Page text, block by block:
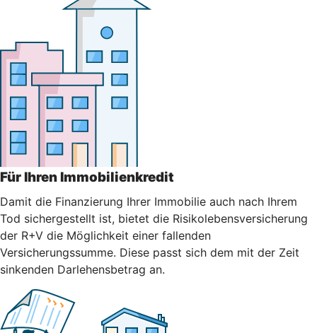
Für Ihren Immobilienkredit
Damit die Finanzierung Ihrer Immobilie auch nach Ihrem
Tod sichergestellt ist, bietet die Risikolebensversicherung
der R+V die Möglichkeit einer fallenden
Versicherungssumme. Diese passt sich dem mit der Zeit
sinkenden Darlehensbetrag an.